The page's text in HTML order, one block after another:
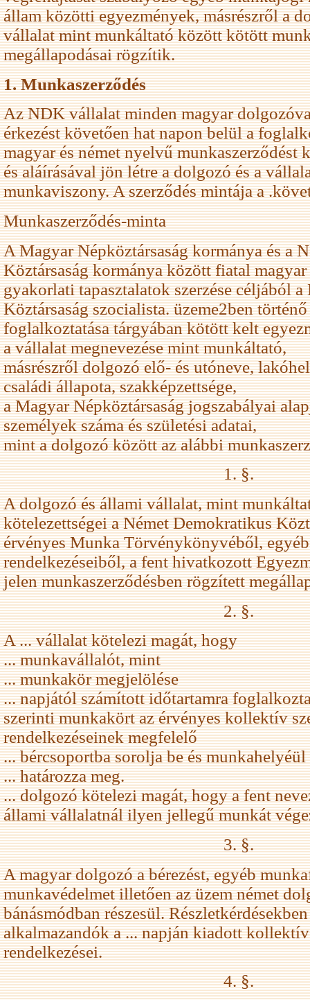
állam közötti egyezmények, másrészről a
vállalat mint munkáltató között kötött
megállapodásai rögzítik.
1. Munkaszerződés
Az NDK vállalat minden magyar
érkezést követően hat napon belül a
magyar és német nyelvű munkaszerződést
és aláírásával jön létre a dolgozó és a
munkaviszony. A szerződés mintája a
Munkaszerződés-minta
A Magyar Népköztársaság kormánya és a
Köztársaság kormánya között fiatal
gyakorlati tapasztalatok szerzése céljából
Köztársaság szocialista. üzeme2ben
foglalkoztatása tárgyában kötött kelt
a vállalat megnevezése mint munkáltató,
másrészről dolgozó elő- és utóneve,
családi állapota, szakképzettsége,
a Magyar Népköztársaság jogszabályai
személyek száma és születési adatai,
mint a dolgozó között az alábbi
1. §.
A dolgozó és állami vállalat, mint
kötelezettségei a Német Demokratikus
érvényes Munka Törvénykönyvéből,
rendelkezéseiből, a fent hivatkozott
jelen munkaszerződésben rögzített
2. §.
A ... vállalat kötelezi magát, hogy
... munkavállalót, mint
... munkakör megjelölése
... napjától számított időtartamra
szerinti munkakört az érvényes kollektív
rendelkezéseinek megfelelő
... bércsoportba sorolja be és munkahelyéül
... határozza meg.
... dolgozó kötelezi magát, hogy a fent
állami vállalatnál ilyen jellegű munkát
3. §.
A magyar dolgozó a bérezést, egyéb
munkavédelmet illetően az üzem német
bánásmódban részesül.
alkalmazandók a ... napján kiadott kollektív
rendelkezései.
4. §.